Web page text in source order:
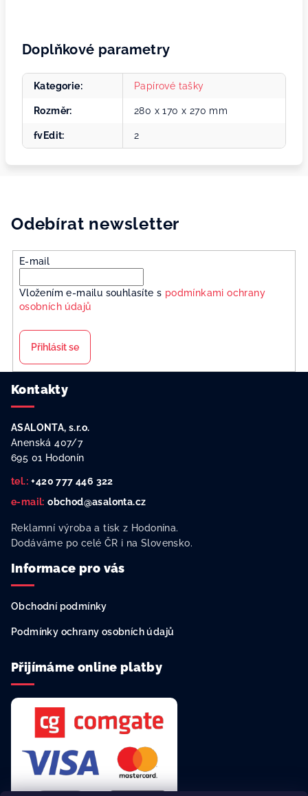
Doplňkové parametry
Kategorie: Papírové tašky
Rozměr: 280 x 170 x 270 mm
fvEdit: 2
Odebírat newsletter
E-mail
Vložením e-mailu souhlasíte s podmínkami ochrany
osobních údajů
Přihlásit se
Kontakty
ASALONTA, s.r.o.
Anenská 407/7
695 01 Hodonín
tel.: +420 777 446 322
e-mail: obchod@asalonta.cz
Reklamní výroba a tisk z Hodonína.
Dodáváme po celé ČR i na Slovensko.
Informace pro vás
Obchodní podmínky
Podmínky ochrany osobních údajů
Přijímáme online platby